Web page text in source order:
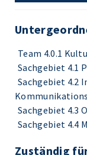
Team 4.0.1
Sachgebiet 4.1
Sachgebiet 4.2
Sachgebiet 4.3
Sachgebiet 4.4
Zuständig